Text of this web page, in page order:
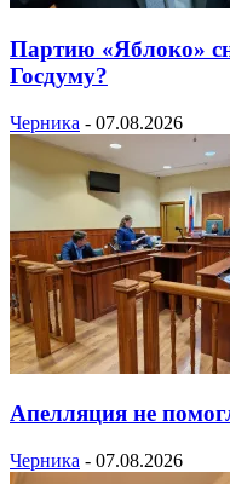
Партию «Яблоко»
Госдуму?
Черника - 07.08.2026
Апелляция не
Черника - 07.08.2026